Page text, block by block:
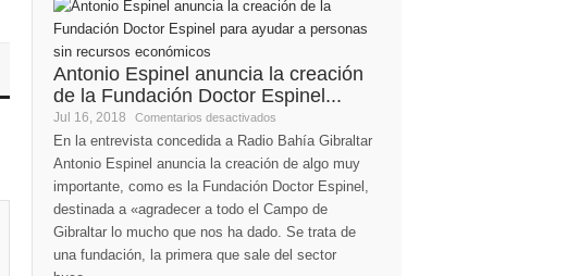
Antonio Espinel anuncia la creación
de la Fundación Doctor Espinel...
Jul 16, 2018 Comentarios desactivados
En la entrevista concedida a Radio Bahía Gibraltar
Antonio Espinel anuncia la creación de algo muy
importante, como es la Fundación Doctor Espinel,
destinada a «agradecer a todo el Campo de
Gibraltar lo mucho que nos ha dado. Se trata de
una fundación, la primera que sale del sector